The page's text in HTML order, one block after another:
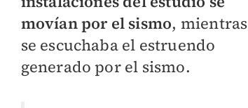
movían por el sismo, mientras
se escuchaba el estruendo
generado por el sismo.